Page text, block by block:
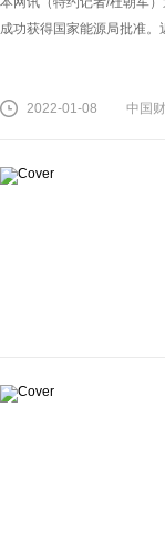
成功获得国家能源局批准
2022-01-08 中国